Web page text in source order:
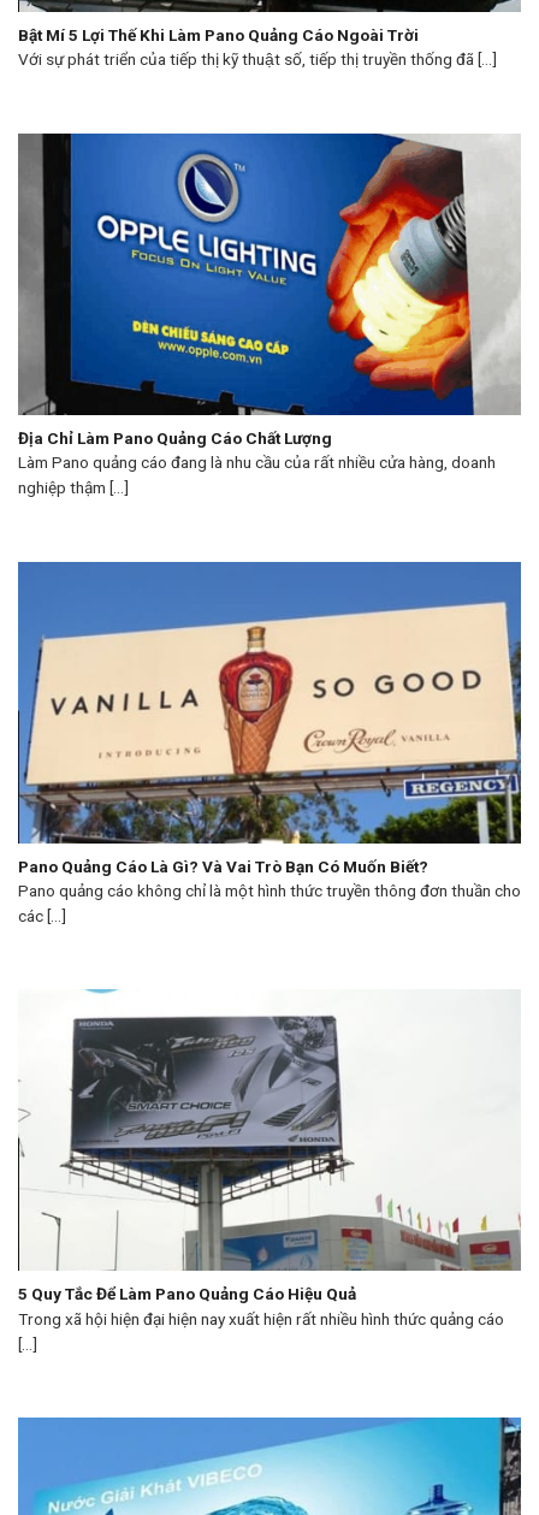
Bật Mí 5 Lợi Thế Khi Làm Pano Quảng Cáo Ngoài Trời
Với sự phát triển của tiếp thị kỹ thuật số, tiếp thị truyền thống đã [...]
Địa Chỉ Làm Pano Quảng Cáo Chất Lượng
Làm Pano quảng cáo đang là nhu cầu của rất nhiều cửa hàng, doanh
nghiệp thậm [...]
Pano Quảng Cáo Là Gì? Và Vai Trò Bạn Có Muốn Biết?
Pano quảng cáo không chỉ là một hình thức truyền thông đơn thuần cho
các [...]
5 Quy Tắc Để Làm Pano Quảng Cáo Hiệu Quả
Trong xã hội hiện đại hiện nay xuất hiện rất nhiều hình thức quảng cáo
[...]